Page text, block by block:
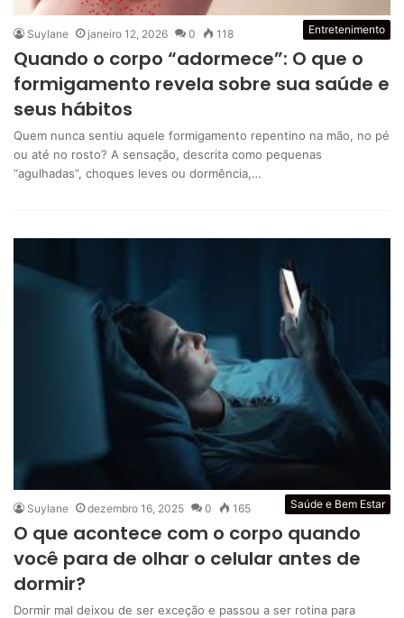
Entretenimento
Suylane janeiro 12, 2026 0 118
Quando o corpo “adormece”: O que o
formigamento revela sobre sua saúde e
seus hábitos
Quem nunca sentiu aquele formigamento repentino na mão, no pé
ou até no rosto? A sensação, descrita como pequenas
“agulhadas”, choques leves ou dormência,…
Saúde e Bem Estar
Suylane dezembro 16, 2025 0 165
O que acontece com o corpo quando
você para de olhar o celular antes de
dormir?
Dormir mal deixou de ser exceção e passou a ser rotina para